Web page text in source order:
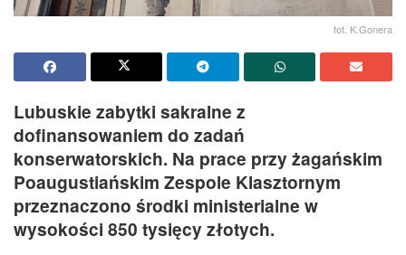
fot. K.Gonera
Lubuskie zabytki sakralne z
dofinansowaniem do zadań
konserwatorskich. Na prace przy żagańskim
Poaugustiańskim Zespole Klasztornym
przeznaczono środki ministerialne w
wysokości 850 tysięcy złotych.